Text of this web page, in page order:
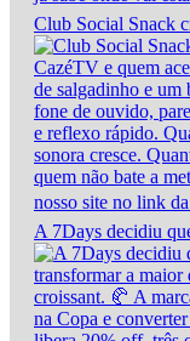
Club Social Snack
A 7Days decidiu